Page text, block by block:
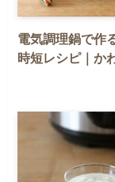
電気調理鍋で作
時短レシピ｜か